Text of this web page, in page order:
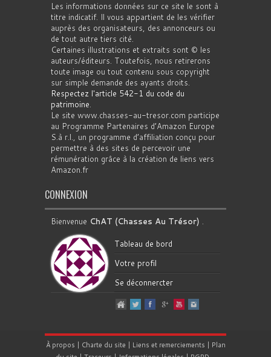
Les informations données sur ce site le sont à
titre indicatif. Il vous appartient de les vérifier
auprès des organisateurs, des annonceurs ou
de tout autre tiers cité.
Certaines illustrations et extraits sont © les
auteurs/éditeurs. Toutefois, nous retirerons
toute image ou tout contenu sous copyright
sur simple demande des ayants droits.
Respectez l'article 542-1 du code du
patrimoine.
Le site www.chasses-au-tresor.com participe
au Programme Partenaires d’Amazon Europe
S.à r.l., un programme d’affiliation conçu pour
permettre à des sites de percevoir une
rémunération grâce à la création de liens vers
Amazon.fr
CONNEXION
Bienvenue ChAT (Chasses Au Trésor) .
Tableau de bord
Votre profil
Se déconnercter
À propos | Charte du site | Liens et remerciements | Plan